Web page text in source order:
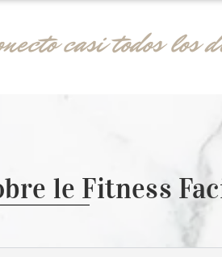
casi todos los
le Fitness